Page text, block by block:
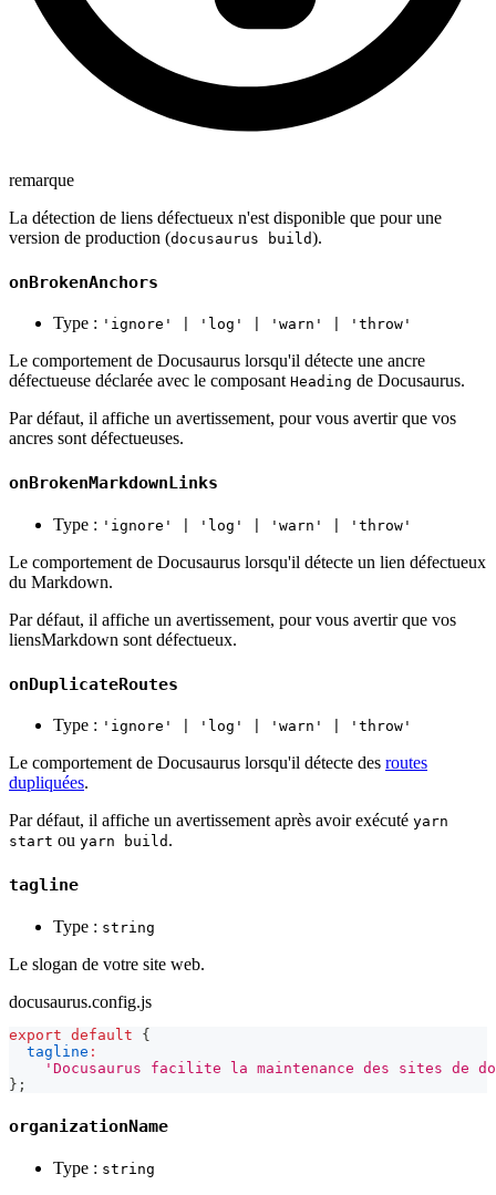
remarque
La détection de liens défectueux n'est disponible que pour une
version de production (docusaurus build).
onBrokenAnchors
Type : 'ignore' | 'log' | 'warn' | 'throw'
Le comportement de Docusaurus lorsqu'il détecte une ancre
défectueuse déclarée avec le composant Heading de Docusaurus.
Par défaut, il affiche un avertissement, pour vous avertir que vos
ancres sont défectueuses.
onBrokenMarkdownLinks
Type : 'ignore' | 'log' | 'warn' | 'throw'
Le comportement de Docusaurus lorsqu'il détecte un lien défectueux
du Markdown.
Par défaut, il affiche un avertissement, pour vous avertir que vos
liensMarkdown sont défectueux.
onDuplicateRoutes
Type : 'ignore' | 'log' | 'warn' | 'throw'
Le comportement de Docusaurus lorsqu'il détecte des routes
dupliquées.
Par défaut, il affiche un avertissement après avoir exécuté yarn
start ou yarn build .
tagline
Type : string
Le slogan de votre site web.
docusaurus.config.js
export default
{
tagline :
'Docusaurus facilite la maintenance des sites de
} ;
organizationName
Type : string